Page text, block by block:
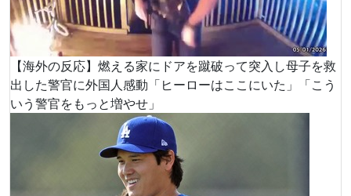
【海外の反応】燃える家にドアを蹴破って突入し母子を救
出した警官に外国人感動「ヒーローはここにいた」「こう
いう警官をもっと増やせ」